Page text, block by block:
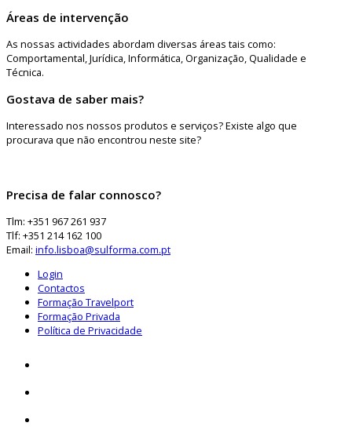
Áreas de intervenção
As nossas actividades abordam diversas áreas tais como:
Comportamental, Jurídica, Informática, Organização, Qualidade e
Técnica.
Gostava de saber mais?
Interessado nos nossos produtos e serviços? Existe algo que
procurava que não encontrou neste site?
Precisa de falar connosco?
Tlm: +351 967 261 937
Tlf: +351 214 162 100
Email: info.lisboa@sulforma.com.pt
Login
Contactos
Formação Travelport
Formação Privada
Política de Privacidade